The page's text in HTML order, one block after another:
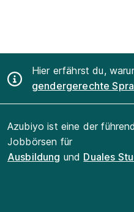
Hier erfährst du,
gendergerechte
Azubiyo ist eine der
Jobbörsen für
Ausbildung und Duales